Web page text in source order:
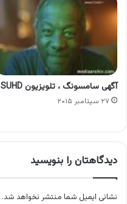
آگهی سامسونگ ، تلویزیون SUHD
۲۷ سپتامبر ۲۰۱۵
دیدگاهتان را بنویسید
نشانی ایمیل شما منتشر نخواهد شد.